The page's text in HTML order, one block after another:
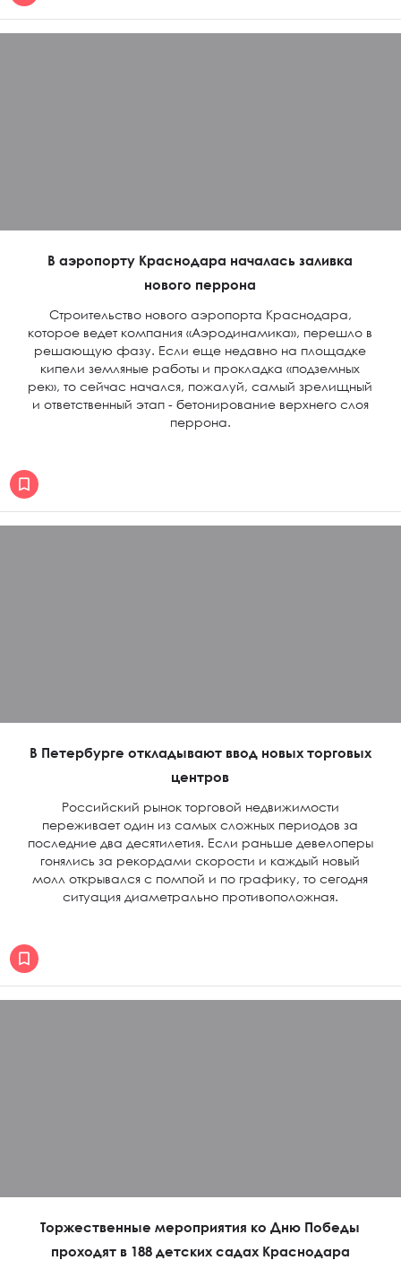
В аэропорту Краснодара началась заливка
нового перрона
Строительство нового аэропорта Краснодара,
которое ведет компания «Аэродинамика», перешло в
решающую фазу. Если еще недавно на площадке
кипели земляные работы и прокладка «подземных
рек», то сейчас начался, пожалуй, самый зрелищный
и ответственный этап - бетонирование верхнего слоя
перрона.
В Петербурге откладывают ввод новых торговых
центров
Российский рынок торговой недвижимости
переживает один из самых сложных периодов за
последние два десятилетия. Если раньше девелоперы
гонялись за рекордами скорости и каждый новый
молл открывался с помпой и по графику, то сегодня
ситуация диаметрально противоположная.
Торжественные мероприятия ко Дню Победы
проходят в 188 детских садах Краснодара